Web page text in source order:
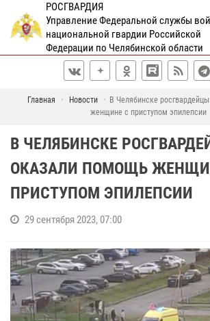
РОСГВАРДИЯ
Управление Федеральной службы
национальной гвардии Российской
Федерации по Челябинской области
Главная Новости
В Челябинске
женщине с приступом эпилепсии
В ЧЕЛЯБИНСКЕ
ОКАЗАЛИ ПОМОЩЬ
ПРИСТУПОМ ЭПИЛЕПСИИ
29 сентября 2023, 07:00